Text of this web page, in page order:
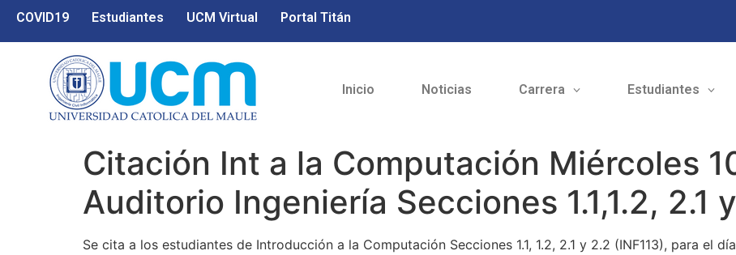
COVID19 Estudiantes UCM Virtual Portal Titán
Inicio Noticias Carrera Estudiantes
Citación Int a la Computación Miércoles
Auditorio Ingeniería Secciones 1.1,1.2, 2.1
Se cita a los estudiantes de Introducción a la Computación Secciones 1.1, 1.2, 2.1 y 2.2 (INF113), para el